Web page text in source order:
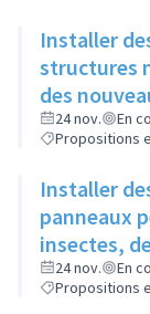
Installer
structures
des
24 nov.
En
Propositions
Installer
panneaux
insectes,
pour
Château à
24 nov.
En
Propositions